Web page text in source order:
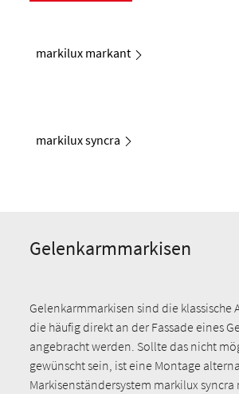
markilux markant
markilux syncra
Gelenkarmmarkisen
Gelenkarmmarkisen sind die klassische
die häufig direkt an der Fassade eines
angebracht werden. Sollte das nicht
gewünscht sein, ist eine Montage
Markisenständersystem markilux syncra